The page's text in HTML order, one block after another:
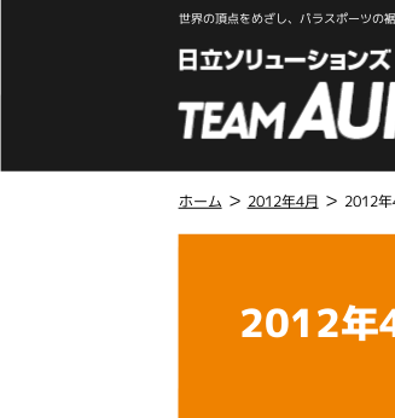
世界の頂点をめざし、パラスポーツの
ホーム > 2012年4月 > 2012
2012年